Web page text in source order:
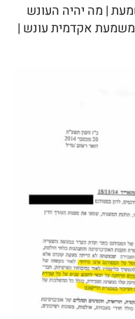
| מה יהיה העונש
אקדמית עונש |